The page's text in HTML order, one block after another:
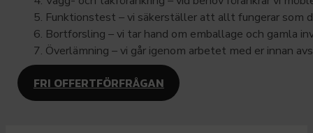
Funktionstest – vi säkerställer att allt fungerar som
Bortforsling – vi tar hand om emballage och gamla
Överlämning – vi går igenom arbetet med er innan
FRI OFFERTFÖRFRÅGAN